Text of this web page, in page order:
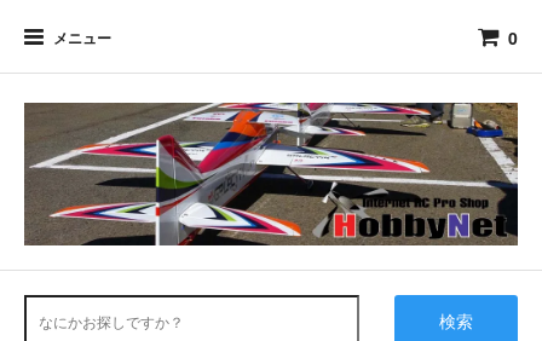
メニュー 0
検索